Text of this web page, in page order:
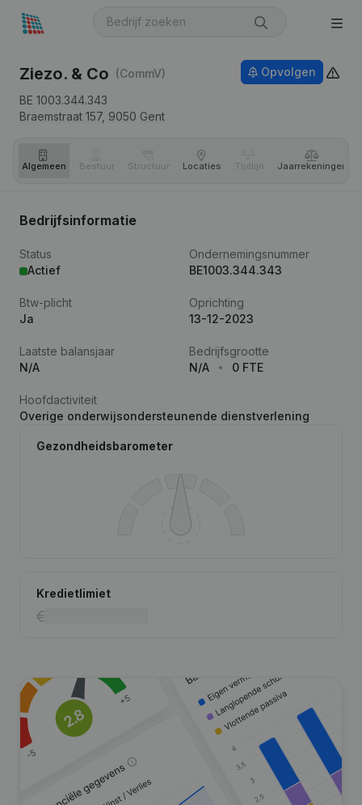
Ziezo. & Co (CommV)
BE 1003.344.343
Braemstraat 157, 9050 Gent
Opvolgen
Algemeen Bestuur Structuur Locaties Tijdlijn Jaar­rekeningen
Bedrijfsinformatie
Status
Actief
Ondernemingsnummer
BE1003.344.343
Btw-plicht
Ja
Oprichting
13-12-2023
Laatste balansjaar
N/A
Bedrijfsgrootte
N/A
0 FTE
Hoofdactiviteit
Overige onderwijsondersteunende dienstverlening
Gezondheidsbarometer
Kredietlimiet